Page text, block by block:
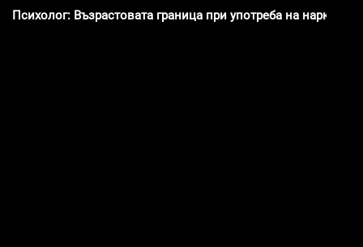
Психолог: Възрастовата граница при употреба на